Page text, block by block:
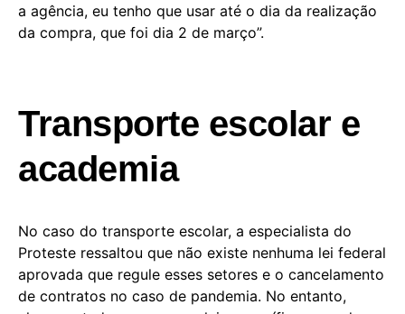
a agência, eu tenho que usar até o dia da realização
da compra, que foi dia 2 de março”.
Transporte escolar e
academia
No caso do transporte escolar, a especialista do
Proteste ressaltou que não existe nenhuma lei federal
aprovada que regule esses setores e o cancelamento
de contratos no caso de pandemia. No entanto,